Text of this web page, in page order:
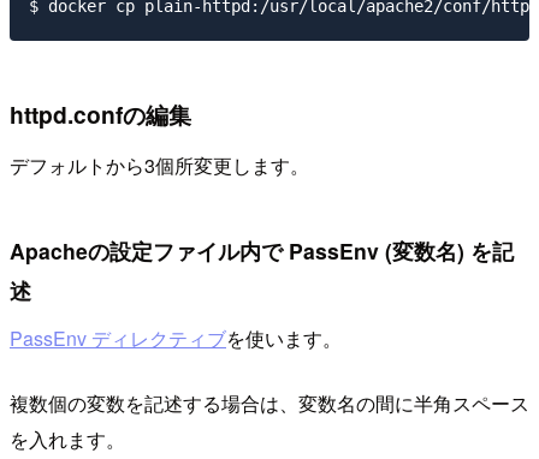
httpd.confの編集
デフォルトから3個所変更します。
Apacheの設定ファイル内で PassEnv (変数名) を記
述
PassEnv ディレクティブを使います。
複数個の変数を記述する場合は、変数名の間に半角スペース
を入れます。